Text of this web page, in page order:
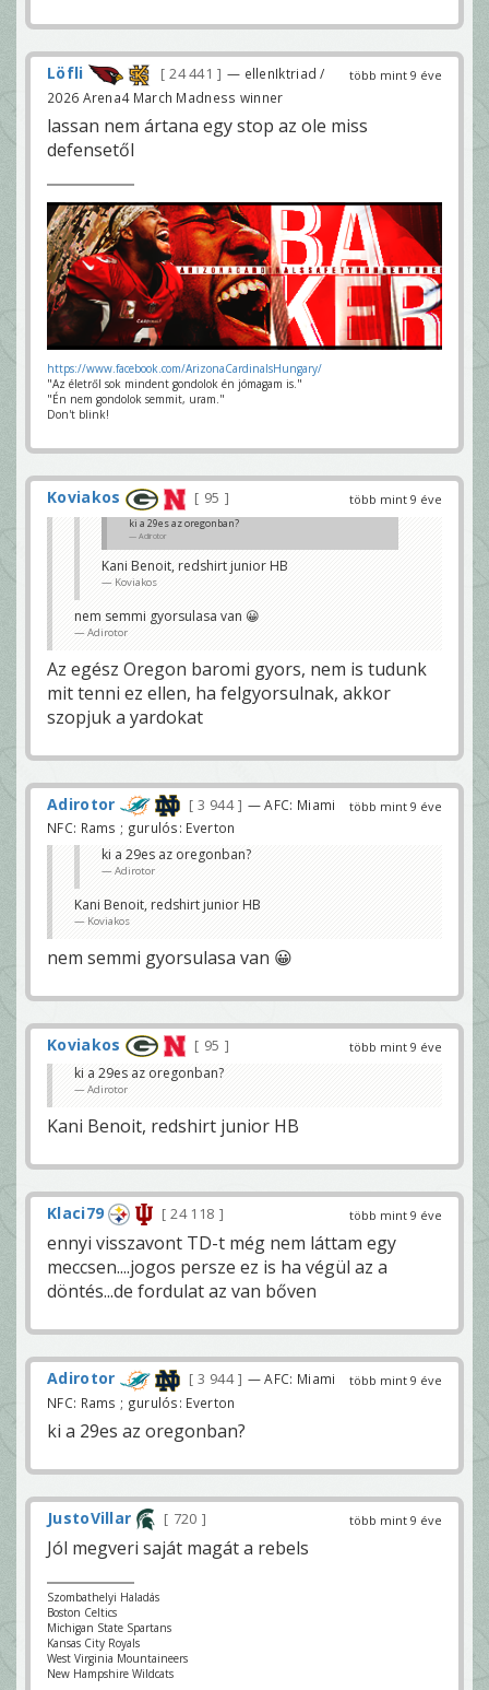
több mint 9 éve
Löfli 24 441
— ellenIktriad /
2026 Arena4 March Madness winner
lassan nem ártana egy stop az ole miss
defensetől
https://www.facebook.com/ArizonaCardinalsHungary/
"Az életről sok mindent gondolok én jómagam is."
"Én nem gondolok semmit, uram."
Don't blink!
több mint 9 éve
Koviakos 95
ki a 29es az oregonban?
Adirotor
Kani Benoit, redshirt junior HB
Koviakos
nem semmi gyorsulasa van 😀
Adirotor
Az egész Oregon baromi gyors, nem is tudunk
mit tenni ez ellen, ha felgyorsulnak, akkor
szopjuk a yardokat
több mint 9 éve
Adirotor 3 944
— AFC: Miami
NFC: Rams ; gurulós: Everton
ki a 29es az oregonban?
Adirotor
Kani Benoit, redshirt junior HB
Koviakos
nem semmi gyorsulasa van 😀
több mint 9 éve
Koviakos
95
ki a 29es az oregonban?
Adirotor
Kani Benoit, redshirt junior HB
több mint 9 éve
Klaci79 24 118
ennyi visszavont TD-t még nem láttam egy
meccsen....jogos persze ez is ha végül az a
döntés...de fordulat az van bőven
több mint 9 éve
Adirotor 3 944
— AFC: Miami
NFC: Rams ; gurulós: Everton
ki a 29es az oregonban?
több mint 9 éve
JustoVillar 720
Jól megveri saját magát a rebels
Szombathelyi Haladás
Boston Celtics
Michigan State Spartans
Kansas City Royals
West Virginia Mountaineers
New Hampshire Wildcats